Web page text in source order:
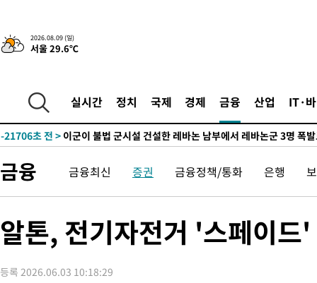
2026.08.09 (일)
서울 29.6℃
실시간 정치 국제 경제 금융 산업 IT·
-16832초 전 >“美 이란전 무기 소진…북한과 분쟁시 주한 미군 취약해질 수
-30904초 전 >
콜롬비아 신임 우파 대통령 취임 하루만에 차량폭탄 폭발 사건
-24498초 전 >
-21706초 전 > 이군이 불법 군시설 건설한 레바논 남부에서 레바논군 3명 폭
-16888초 전 >
美 국방부, 켄달 전 공군장관 보안허가 취소…“에어포스원 기
-16857초 전 >‘축구의 신’ 아르헨티나 축구 선수 메시의 부친 지병 별세
-31433초 전 >
'여긴 20도, 저긴 50도'…열화상 카메라로 본 폭염 저감시설 '
-24498초 전 >튀르키예 외무장관, "메카 3국 방위협정은 이란이 목표 아냐 "
금융 금융최신 증권 금융정책/통화 은행
알톤, 전기자전거 '스페이
등록 2026.06.03 10:18:29